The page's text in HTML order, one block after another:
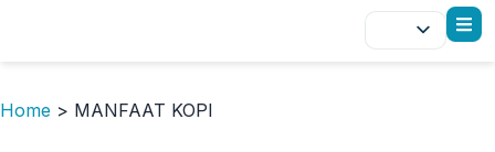
Home > MANFAAT KOPI